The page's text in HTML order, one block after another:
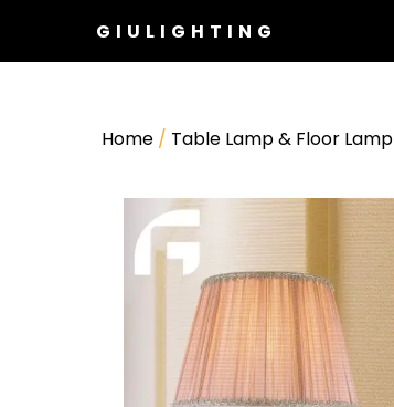
GIULIGHTING
Home / Table Lamp & Floor Lamp